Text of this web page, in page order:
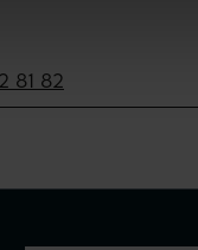
81 82